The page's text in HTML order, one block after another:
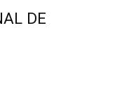
DE